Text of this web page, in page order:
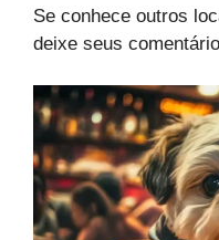
Se conhece outros
deixe seus